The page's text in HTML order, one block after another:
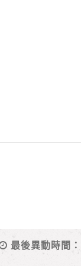
最後異動時間：